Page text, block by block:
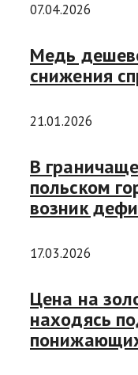
07.04.2026
Медь
снижения
21.01.2026
В
польском
возник
17.03.2026
Цена на
находясь